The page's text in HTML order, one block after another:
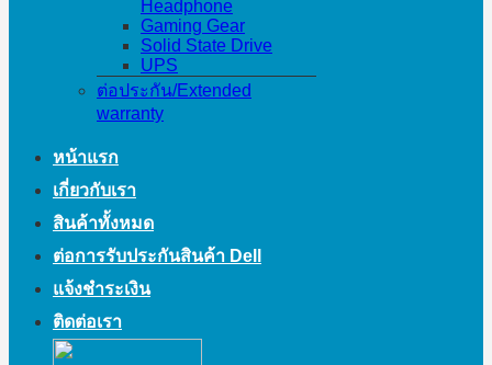
Headphone
Gaming Gear
Solid State Drive
UPS
ต่อประกัน/Extended
warranty
หน้าแรก
เกี่ยวกับเรา
สินค้าทั้งหมด
ต่อการรับประกันสินค้า Dell
แจ้งชำระเงิน
ติดต่อเรา